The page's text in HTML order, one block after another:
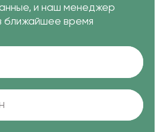
и наш менеджер
ближайшее время